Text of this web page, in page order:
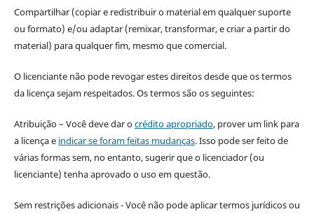
Compartilhar (copiar e redistribuir o material em qualquer suporte
ou formato) e/ou adaptar (remixar, transformar, e criar a partir do
material) para qualquer fim, mesmo que comercial.
O licenciante não pode revogar estes direitos desde que os termos
da licença sejam respeitados. Os termos são os seguintes:
Atribuição – Você deve dar ocrédito apropriado, prover um link para
a licença e indicar se foram feitas mudanças. Isso pode ser feito de
várias formas sem, no entanto, sugerir que o licenciador (ou
licenciante) tenha aprovado o uso em questão.
Sem restrições adicionais - Você não pode aplicar termos jurídicos ou